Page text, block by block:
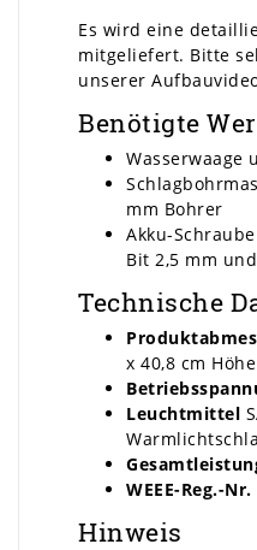
Es wird eine
mitgeliefert. Bitte
unserer
Benötigte
Wasserwaage
mm Bohrer
Akku-
Bit 2,5 mm
Technische
x 40,8 cm
Leuchtmittel
WEEE-Reg.-Nr.
Hinweis